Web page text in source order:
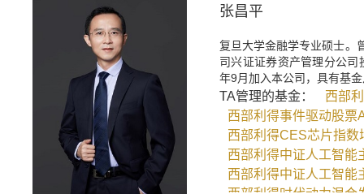
张昌平
复旦大学金融学专业硕士。
司兴证证券资产管理分公
年9月加入本公司，具有基
TA管理的基金：
西部
西部利得事件驱动股票
西部利得CES芯片指数
西部利得中证人工智能
西部利得中证人工智能